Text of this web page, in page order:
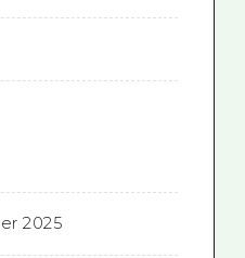
2025